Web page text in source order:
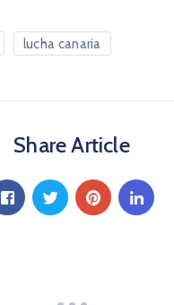
lucha canaria
Share Article